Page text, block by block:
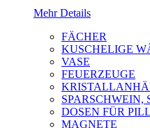
Mehr Details
FÄCHER
KUSCHELIGE
VASE
FEUERZEUGE
SPARSCHWEIN,
DOSEN FÜR
MAGNETE